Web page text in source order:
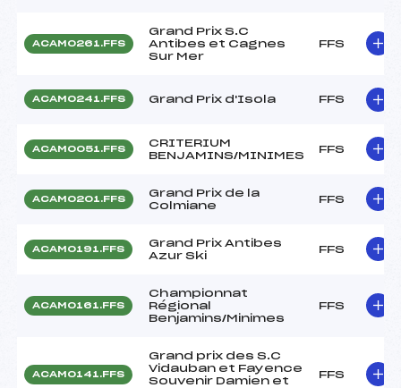
ACAM0261.FFS
Grand Prix S.C
Antibes et Cagnes
Sur Mer
FFS
ACAM0241.FFS Grand Prix d'Isola FFS
ACAM0051.FFS
CRITERIUM
BENJAMINS/MINIMES
FFS
ACAM0201.FFS
Grand Prix de la
Colmiane
FFS
ACAM0191.FFS
Grand Prix Antibes
Azur Ski
FFS
ACAM0161.FFS
Championnat
Régional
Benjamins/Minimes
FFS
ACAM0141.FFS
Grand prix des S.C
Vidauban et Fayence
Souvenir Damien et
FFS